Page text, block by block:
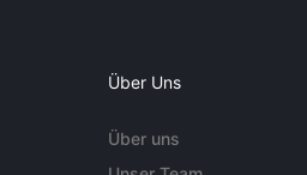
Über Uns
Über uns